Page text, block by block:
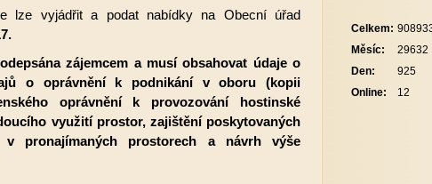
lze vyjádřit a podat nabídky na Obecní úřad
zájemcem a musí obsahovat údaje o
o oprávnění k podnikání v oboru (kopii
oprávnění k provozování hostinské
využití prostor, zajištění poskytovaných
pronajímaných prostorech a návrh výše
Online: 12
Celkem:
Měsíc:
29632
Den:
925